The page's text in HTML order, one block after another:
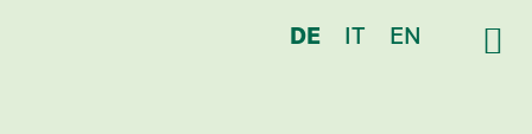
DE IT EN